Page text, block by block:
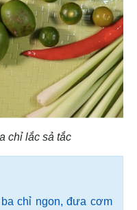
chỉ lắc sả tắc
chỉ ngon, đưa cơm